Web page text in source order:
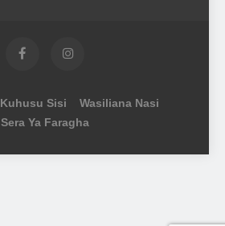
Kuhusu Sisi
Wasiliana Nasi
Sera Ya Faragha